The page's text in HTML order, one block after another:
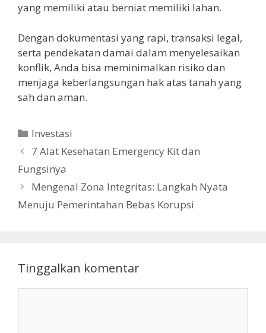
yang memiliki atau berniat memiliki lahan.
Dengan dokumentasi yang rapi, transaksi legal,
serta pendekatan damai dalam menyelesaikan
konflik, Anda bisa meminimalkan risiko dan
menjaga keberlangsungan hak atas tanah yang
sah dan aman.
Kategori
Investasi
7 Alat Kesehatan Emergency Kit dan
Fungsinya
Mengenal Zona Integritas: Langkah Nyata
Menuju Pemerintahan Bebas Korupsi
Tinggalkan komentar